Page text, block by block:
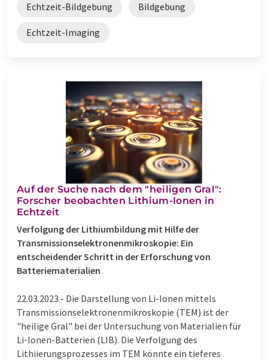
Echtzeit-Bildgebung Bildgebung
Echtzeit-Imaging
Auf der Suche nach dem "heiligen Gral":
Forscher beobachten Lithium-Ionen in
Echtzeit
Verfolgung der Lithiumbildung mit Hilfe der
Transmissionselektronenmikroskopie: Ein
entscheidender Schritt in der Erforschung von
Batteriematerialien
22.03.2023 - Die Darstellung von Li-Ionen mittels
Transmissionselektronenmikroskopie (TEM) ist der
"heilige Gral" bei der Untersuchung von Materialien für
Li-Ionen-Batterien (LIB). Die Verfolgung des
Lithiierungsprozesses im TEM könnte ein tieferes